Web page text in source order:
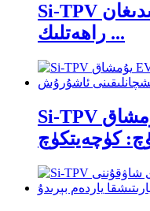
Si-TPV يۇمشاق تېرىگە ماس كېلىدىغان
راھەتلىك ...
Si-TPV يۇمشاق EVA كۆپۈك